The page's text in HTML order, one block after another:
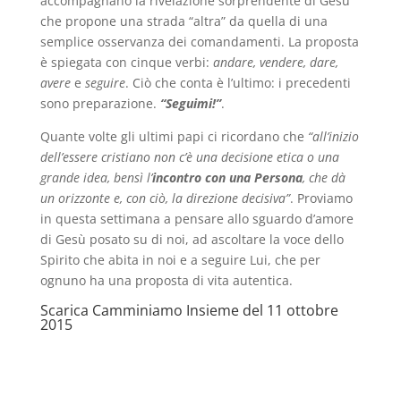
che propone una strada “altra” da quella di una
semplice osservanza dei comandamenti. La proposta
è spiegata con cinque verbi: andare, vendere, dare,
avere e seguire. Ciò che conta è l’ultimo: i precedenti
sono preparazione. “Seguimi!”.
Quante volte gli ultimi papi ci ricordano che “all’inizio
dell’essere cristiano non c’è una decisione etica o una
grande idea, bensì l’incontro con una Persona, che dà
un orizzonte e, con ciò, la direzione decisiva”. Proviamo
in questa settimana a pensare allo sguardo d’amore
di Gesù posato su di noi, ad ascoltare la voce dello
Spirito che abita in noi e a seguire Lui, che per
ognuno ha una proposta di vita autentica.
Scarica Camminiamo Insieme del 11 ottobre
2015